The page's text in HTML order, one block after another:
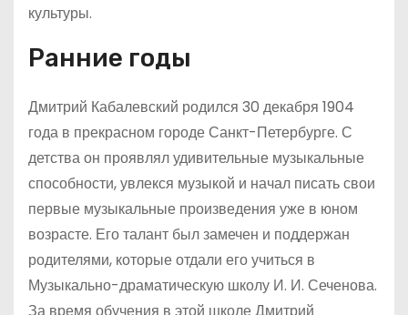
культуры.
Ранние годы
Дмитрий Кабалевский родился 30 декабря 1904
года в прекрасном городе Санкт-Петербурге. С
детства он проявлял удивительные музыкальные
способности, увлекся музыкой и начал писать свои
первые музыкальные произведения уже в юном
возрасте. Его талант был замечен и поддержан
родителями, которые отдали его учиться в
Музыкально-драматическую школу И. И. Сеченова.